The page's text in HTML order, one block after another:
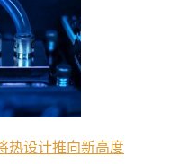
热设计推向新高度